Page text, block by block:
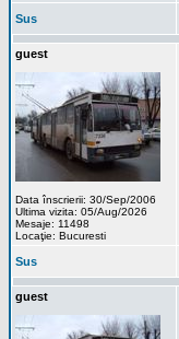
Sus
guest
Data înscrierii: 30/Sep/2006
Ultima vizita: 05/Aug/2026
Mesaje: 11498
Locaţie: Bucuresti
Sus
guest